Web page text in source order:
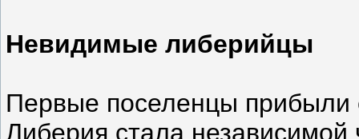
Невидимые либерийцы
Первые поселенцы прибыли
Либерия стала